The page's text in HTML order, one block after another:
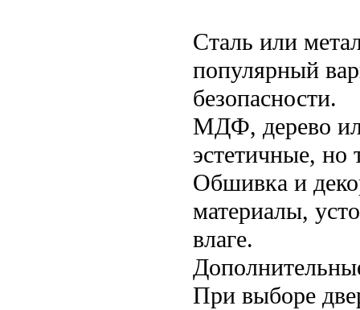
Сталь или
популярный
безопасности.
МДФ, дерево
эстетичные, но
Обшивка и
материалы,
влаге.
При выборе